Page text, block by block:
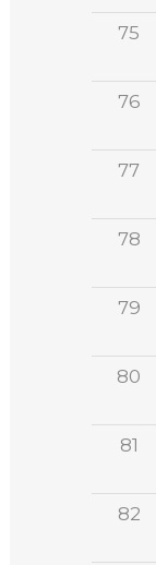
75
76
77
78
79
80
81
82